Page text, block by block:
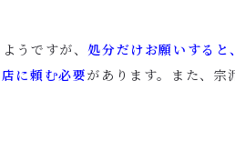
ようですが、処分だけお願いすると
に頼む必要があります。また、宗